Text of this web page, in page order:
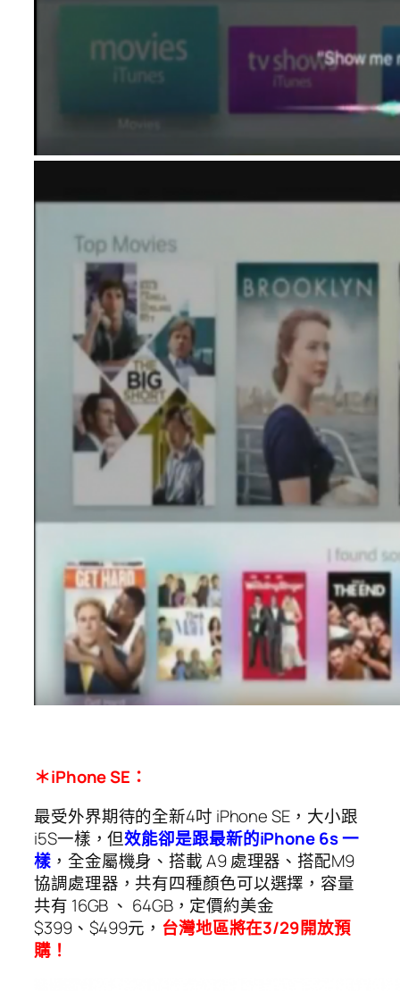
＊iPhone SE：
最受外界期待的全新4吋 iPhone SE，大小跟
i5S一樣，但效能卻是跟最新的iPhone 6s 一
樣，全金屬機身、搭載 A9 處理器、搭配M9
協調處理器，共有四種顏色可以選擇，容量
共有 16GB 、 64GB，定價約美金
$399、$499元， 台灣地區將在3/29開放預
購！